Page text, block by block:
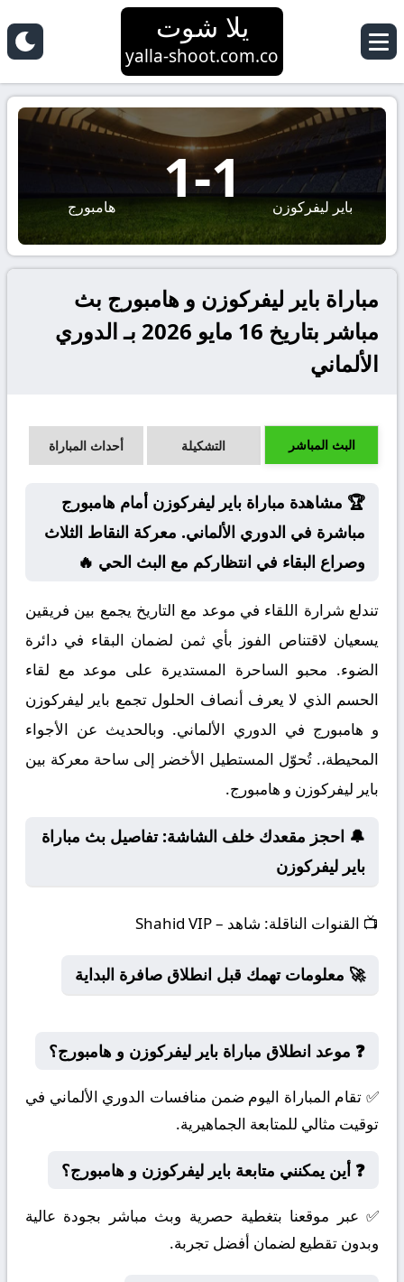
يلا شوت
yalla-shoot.com.co
باير ليفركوزن 1
-
1 هامبورج
مباراة باير ليفركوزن و هامبورج بث
مباشر بتاريخ 16 مايو 2026 بـ الدوري
الألماني
البث المباشر التشكيلة أحداث المباراة
🏆 مشاهدة مباراة باير ليفركوزن أمام هامبورج
مباشرة في الدوري الألماني. معركة النقاط الثلاث
وصراع البقاء في انتظاركم مع البث الحي 🔥
تندلع شرارة اللقاء في موعد مع التاريخ يجمع بين فريقين
يسعيان لاقتناص الفوز بأي ثمن لضمان البقاء في دائرة
الضوء. محبو الساحرة المستديرة على موعد مع لقاء
الحسم الذي لا يعرف أنصاف الحلول تجمع باير ليفركوزن
و هامبورج في الدوري الألماني. وبالحديث عن الأجواء
المحيطة،. تُحوّل المستطيل الأخضر إلى ساحة معركة بين
باير ليفركوزن و هامبورج.
🔔 احجز مقعدك خلف الشاشة: تفاصيل بث مباراة
باير ليفركوزن
📺 القنوات الناقلة: شاهد – Shahid VIP
🚀 معلومات تهمك قبل انطلاق صافرة البداية
❓ موعد انطلاق مباراة باير ليفركوزن و هامبورج؟
✅ تقام المباراة اليوم ضمن منافسات الدوري الألماني في
توقيت مثالي للمتابعة الجماهيرية.
❓ أين يمكنني متابعة باير ليفركوزن و هامبورج؟
✅ عبر موقعنا بتغطية حصرية وبث مباشر بجودة عالية
وبدون تقطيع لضمان أفضل تجربة.